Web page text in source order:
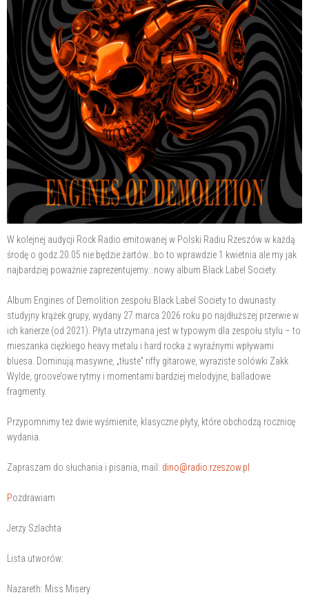
W kolejnej audycji Rock Radio emitowanej w Polski Radiu Rzeszów w każdą
środę o godz.20.05 nie będzie żartów...bo to wprawdzie 1 kwietnia ale my jak
najbardziej poważnie zaprezentujemy...nowy album Black Label Society.
Album Engines of Demolition zespołu Black Label Society to dwunasty
studyjny krążek grupy, wydany 27 marca 2026 roku po najdłuższej przerwie w
ich karierze (od 2021). Płyta utrzymana jest w typowym dla zespołu stylu – to
mieszanka ciężkiego heavy metalu i hard rocka z wyraźnymi wpływami
bluesa. Dominują:masywne, „tłuste” riffy gitarowe, wyraziste solówki Zakk
Wylde, groove’owe rytmy i momentami bardziej melodyjne, balladowe
fragmenty.
Przypomnimy też dwie wyśmienite, klasyczne płyty, które obchodzą rocznicę
wydania.
Zapraszam do słuchania i pisania, mail: dino@radio.rzeszow.pl
Pozdrawiam
Jerzy Szlachta
Lista utworów:
Nazareth: Miss Misery